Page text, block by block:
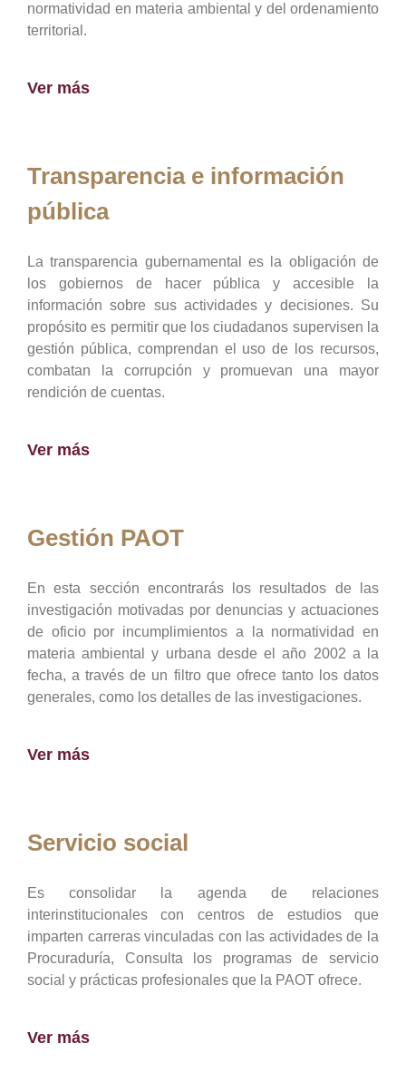
normatividad en materia ambiental y del ordenamiento
territorial.
Ver más
Transparencia e información
pública
La transparencia gubernamental es la obligación de
los gobiernos de hacer pública y accesible la
información sobre sus actividades y decisiones. Su
propósito es permitir que los ciudadanos supervisen la
gestión pública, comprendan el uso de los recursos,
combatan la corrupción y promuevan una mayor
rendición de cuentas.
Ver más
Gestión PAOT
En esta sección encontrarás los resultados de las
investigación motivadas por denuncias y actuaciones
de oficio por incumplimientos a la normatividad en
materia ambiental y urbana desde el año 2002 a la
fecha, a través de un filtro que ofrece tanto los datos
generales, como los detalles de las investigaciones.
Ver más
Servicio social
Es consolidar la agenda de relaciones
interinstitucionales con centros de estudios que
imparten carreras vinculadas con las actividades de la
Procuraduría, Consulta los programas de servicio
social y prácticas profesionales que la PAOT ofrece.
Ver más